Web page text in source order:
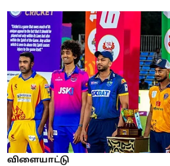
விளையாட்டு